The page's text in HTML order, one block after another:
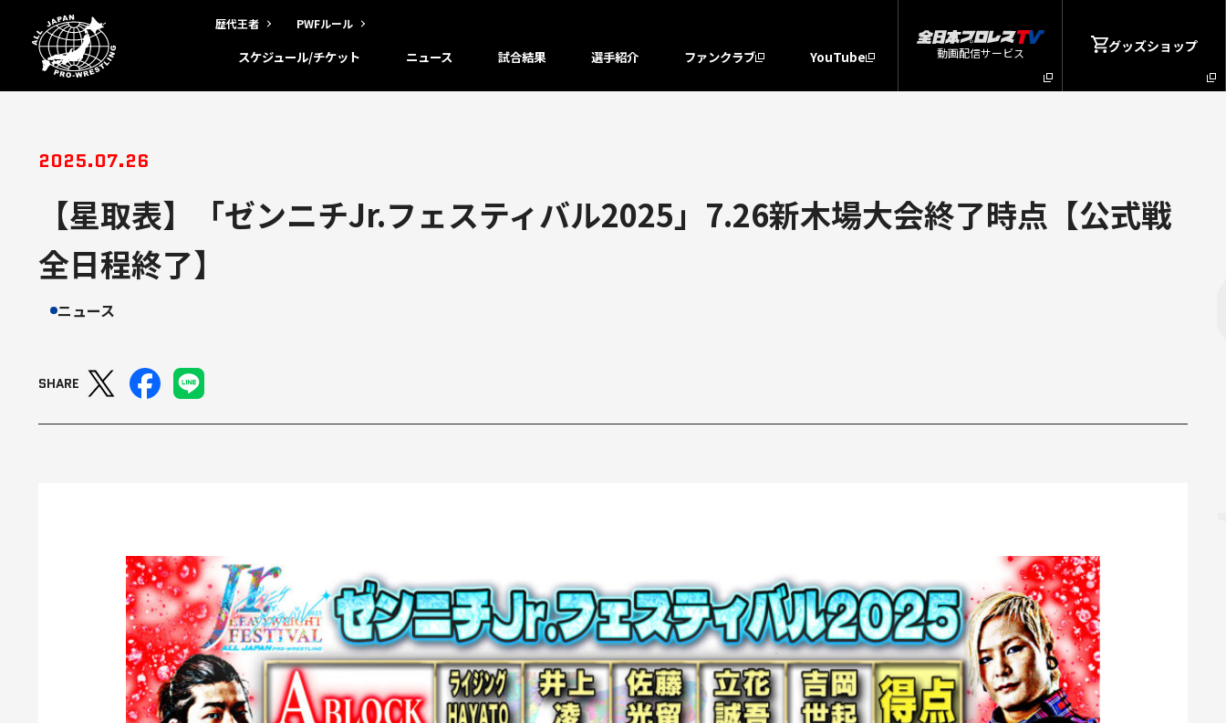
歴代王者 PWFルール
スケジュール/チケット ニュース 試合結果 選手紹介 ファンクラブ YouTube 動画配信サービス グッズショップ
2025.07.26
【星取表】「ゼンニチJr.フェスティバル2025」7.26新木場大会終了時点【公式戦
全日程終了】
ニュース
SHARE